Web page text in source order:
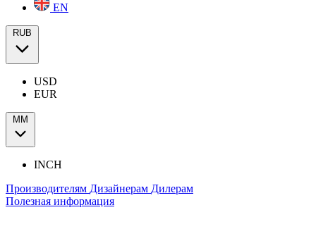
EN
RUB
USD
EUR
ММ
INCH
Производителям Дизайнерам Дилерам
Полезная информация